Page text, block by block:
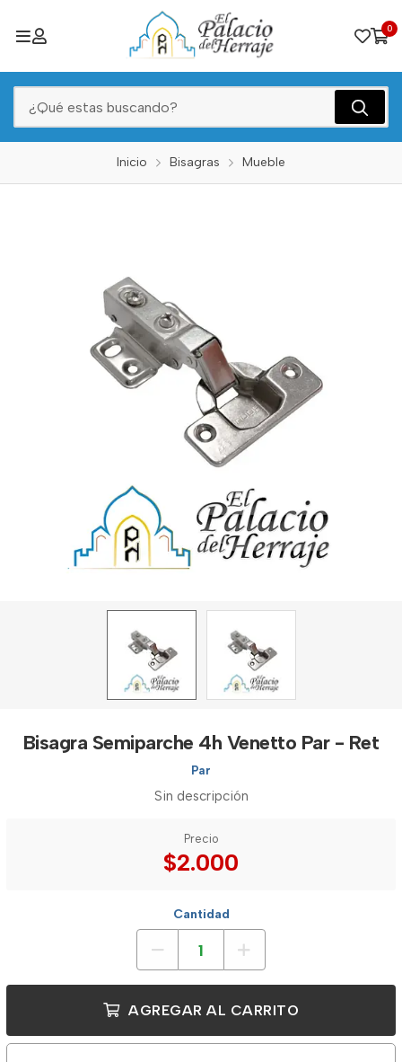
0
Inicio Bisagras Mueble
Bisagra Semiparche 4h Venetto Par - Ret
Par
Sin descripción
Precio
$2.000
Cantidad
AGREGAR AL CARRITO